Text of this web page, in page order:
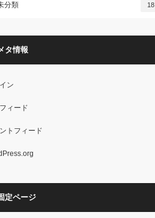
分類 18
タ情報
ン
ィード
トフィード
定ページ